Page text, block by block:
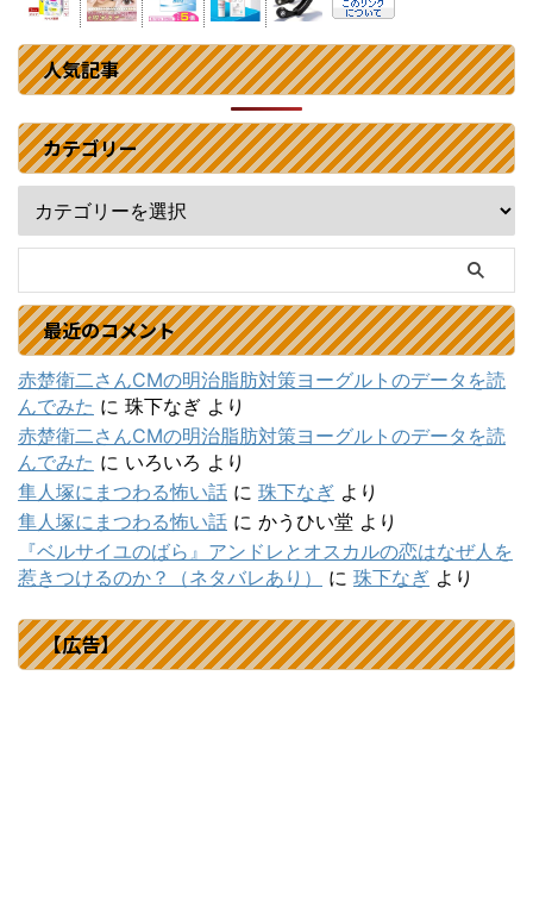
人気記事
カテゴリー
最近のコメント
赤楚衛二さんCMの明治脂肪対策ヨーグルトのデータを読
んでみた に 珠下なぎ より
赤楚衛二さんCMの明治脂肪対策ヨーグルトのデータを読
んでみた に いろいろ より
隼人塚にまつわる怖い話 に 珠下なぎ より
隼人塚にまつわる怖い話 に かうひい堂 より
『ベルサイユのばら』アンドレとオスカルの恋はなぜ人を
惹きつけるのか？（ネタバレあり）
に 珠下なぎ より
【広告】